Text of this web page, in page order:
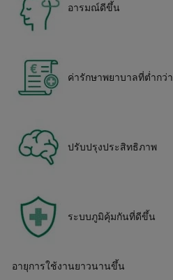
อารมณ์ดีขึ้น
ค่ารักษาพยาบาลที่ต่ำกว่า
ปรับปรุงประสิทธิภาพ
ระบบภูมิคุ้มกันที่ดีขึ้น
อายุการใช้งานยาวนานขึ้น